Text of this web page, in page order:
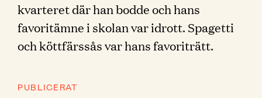
kvarteret där han bodde och hans
favoritämne i skolan var idrott. Spagetti
och köttfärssås var hans favoriträtt.
PUBLICERAT